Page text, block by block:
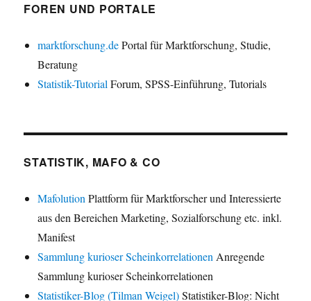
FOREN UND PORTALE
marktforschung.dePortal für Marktforschung, Studie,
Beratung
Statistik-TutorialForum, SPSS-Einführung, Tutorials
STATISTIK, MAFO & CO
MafolutionPlattform für Marktforscher und Interessierte
aus den Bereichen Marketing, Sozialforschung etc. inkl.
Manifest
Sammlung kurioser ScheinkorrelationenAnregende
Sammlung kurioser Scheinkorrelationen
Statistiker-Blog (Tilman Weigel)Statistiker-Blog: Nicht